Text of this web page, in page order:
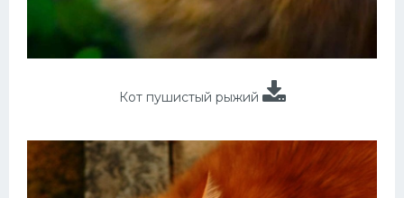
Кот пушистый рыжий